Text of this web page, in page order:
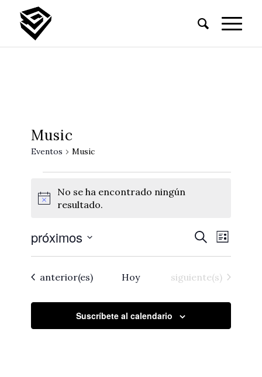
Music
Eventos Music
Notice
No se ha encontrado ningún
resultado.
y
vistas
de
Buscar
vistas
de
Lista
próximos
Seleccionar
Eventos
anterior(es) Hoy Eventos
siguiente(s)
Suscríbete al calendario